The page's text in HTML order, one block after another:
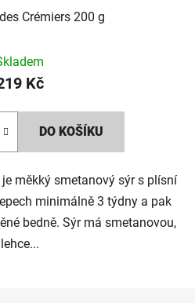
Crémiers 200 g
Kč
DO KOŠÍKU
měkký smetanový sýr s plísní
minimálně 3 týdny a pak
bedně. Sýr má smetanovou,
lehce...